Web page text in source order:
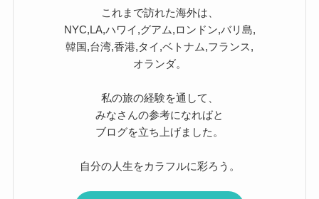
これまで訪れた海外は、
NYC,LA,ハワイ,グアム,ロンドン,バリ島,
韓国,台湾,香港,タイ,ベトナム,フランス,
オランダ。
私の旅の経験を通して、
みなさんの参考になればと
ブログを立ち上げました。
自分の人生をカラフルに彩ろう。